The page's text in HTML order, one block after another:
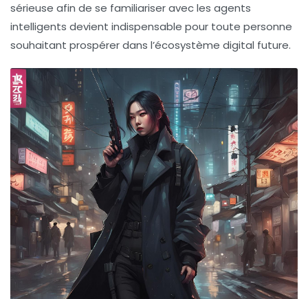
sérieuse afin de se familiariser avec les agents
intelligents devient indispensable pour toute personne
souhaitant prospérer dans l’écosystème digital future.